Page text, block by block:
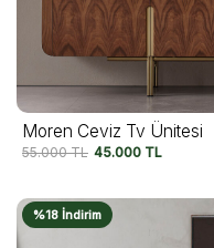
Moren Ceviz Tv Ünitesi
55.000TL 45.000 TL
%18 İndirim